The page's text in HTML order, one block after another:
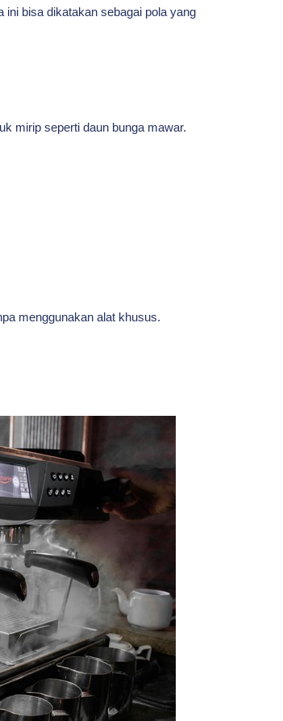
ini bisa dikatakan sebagai pola yang
mirip seperti daun bunga mawar.
menggunakan alat khusus.